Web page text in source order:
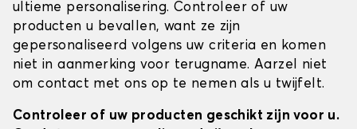
ultieme personalisering. Controleer of uw
producten u bevallen, want ze zijn
gepersonaliseerd volgens uw criteria en komen
niet in aanmerking voor terugname. Aarzel niet
om contact met ons op te nemen als u twijfelt.
Controleer of uw producten geschikt zijn voor u.